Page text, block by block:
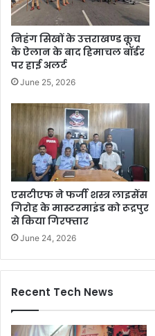
निहंग सिखों के उत्तराखण्ड कूच
के ऐलान के बाद हिमाचल बॉर्डर
पर हाई अलर्ट
June 25, 2026
एसटीएफ ने फर्जी शस्त्र लाइसेंस
गिरोह के मास्टरमाइंड को रूद्रपुर
से किया गिरफ्तार
June 24, 2026
Recent Tech News